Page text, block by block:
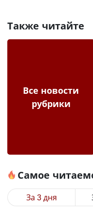
Также читайте
Все новости
рубрики
Самое
За 3 дня